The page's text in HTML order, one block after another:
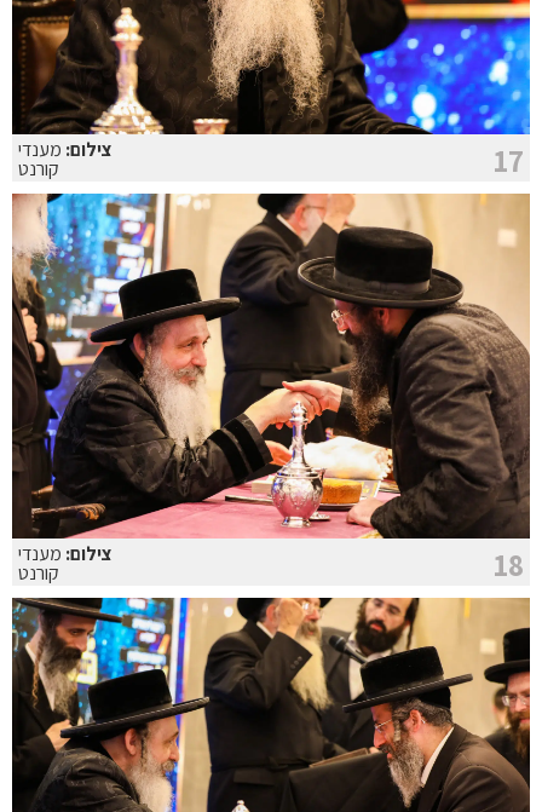
17 צילום: מענדי
קורנט
18 צילום: מענדי
קורנט